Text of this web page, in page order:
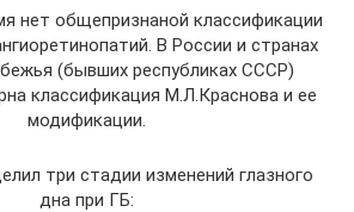
нет общепризнаной классификации
В России и странах
(бывших республиках СССР)
классификация М.Л.Краснова и ее
модификации.
три стадии изменений глазного
дна при ГБ: